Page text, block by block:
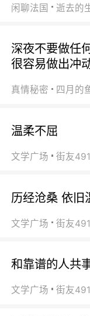
闲聊法国 逝去的
深夜不要做任
很容易做出冲
真情秘密 四月的
温柔不屈
文学广场
历经沧桑 依旧
文学广场
和靠谱的人共
文学广场